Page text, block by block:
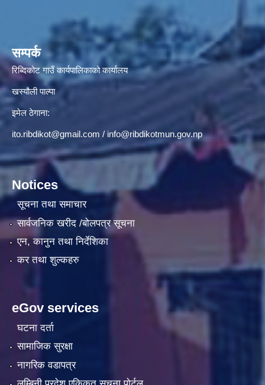
सम्पर्क
रिब्दिकोट गाउँ कार्यपालिकाको कार्यालय
खस्यौली पाल्पा
इमेल ठेगाना:
ito.ribdikot@gmail.com / info@ribdikotmun.gov.np
Notices
सूचना तथा समाचार
सार्वजनिक खरीद /बोलपत्र सूचना
एन, कानुन तथा निर्देशिका
कर तथा शुल्कहरु
eGov services
घटना दर्ता
सामाजिक सुरक्षा
नागरिक वडापत्र